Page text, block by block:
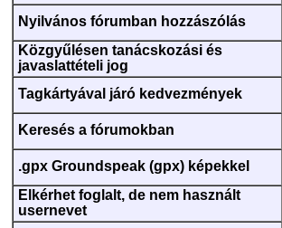
Nyilvános fórumban hozzászólás
Közgyűlésen tanácskozási és
javaslattételi jog
Tagkártyával járó kedvezmények
Keresés a fórumokban
.gpx Groundspeak (gpx) képekkel
Elkérhet foglalt, de nem használt
usernevet